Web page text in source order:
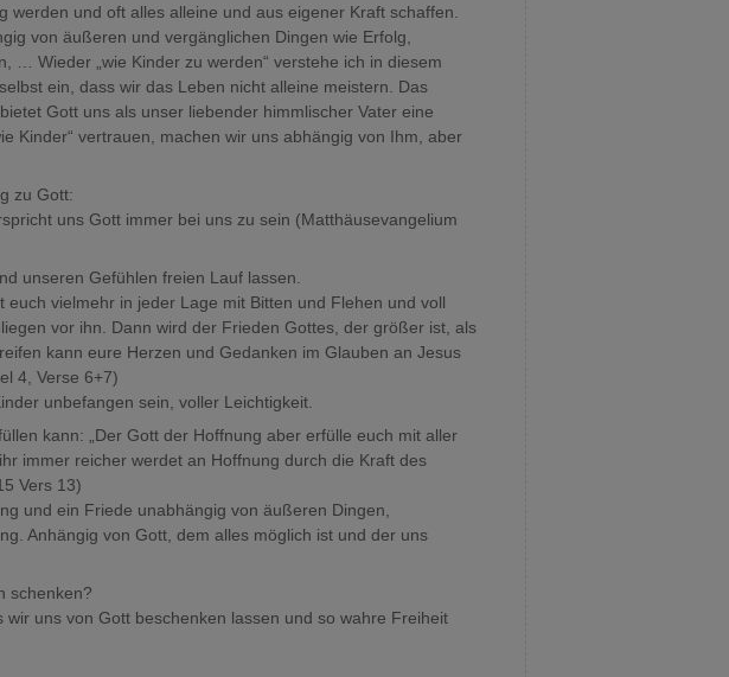
werden und oft alles alleine und aus eigener Kraft schaffen.
von äußeren und vergänglichen Dingen wie Erfolg,
… Wieder „wie Kinder zu werden“ verstehe ich in diesem
ein, dass wir das Leben nicht alleine meistern. Das
Gott uns als unser liebender himmlischer Vater eine
Kinder“ vertrauen, machen wir uns abhängig von Ihm, aber
zu Gott:
uns Gott immer bei uns zu sein (Matthäusevangelium
unseren Gefühlen freien Lauf lassen.
euch vielmehr in jeder Lage mit Bitten und Flehen und voll
vor ihn. Dann wird der Frieden Gottes, der größer ist, als
kann eure Herzen und Gedanken im Glauben an Jesus
4, Verse 6+7)
unbefangen sein, voller Leichtigkeit.
kann: „Der Gott der Hoffnung aber erfülle euch mit aller
immer reicher werdet an Hoffnung durch die Kraft des
Vers 13)
und ein Friede unabhängig von äußeren Dingen,
Anhängig von Gott, dem alles möglich ist und der uns
schenken?
uns von Gott beschenken lassen und so wahre Freiheit